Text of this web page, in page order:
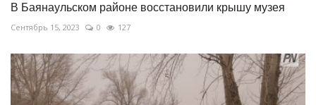
В Баянаульском районе восстановили крышу музея
Сентябрь 15, 2023 0 127